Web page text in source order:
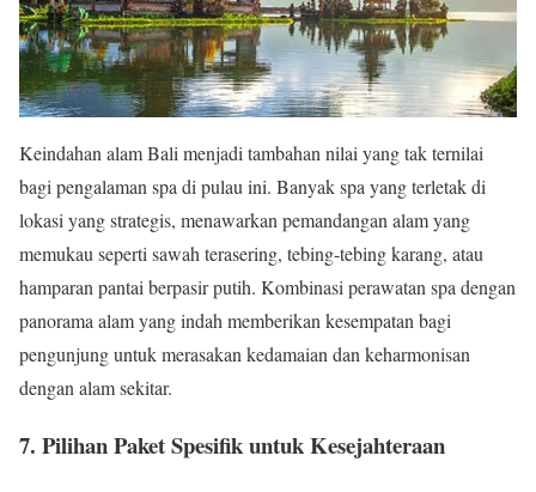
Keindahan alam Bali menjadi tambahan nilai yang tak ternilai
bagi pengalaman spa di pulau ini. Banyak spa yang terletak di
lokasi yang strategis, menawarkan pemandangan alam yang
memukau seperti sawah terasering, tebing-tebing karang, atau
hamparan pantai berpasir putih. Kombinasi perawatan spa dengan
panorama alam yang indah memberikan kesempatan bagi
pengunjung untuk merasakan kedamaian dan keharmonisan
dengan alam sekitar.
7. Pilihan Paket Spesifik untuk Kesejahteraan